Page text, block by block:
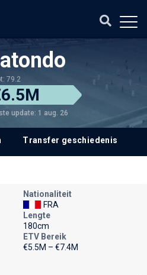
79.2
update: 1 aug. 26
Transfer geschiedenis
Nationaliteit
FRA
Lengte
180cm
ETV Bereik
€5.5M – €7.4M